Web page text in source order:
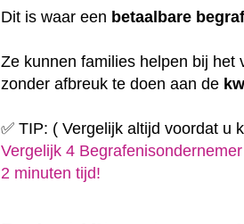
Dit is waar een betaalbare
Ze kunnen families helpen bij het
zonder afbreuk te doen aan de
✅ TIP: ( Vergelijk altijd voordat u
Vergelijk 4
2 minuten tijd!